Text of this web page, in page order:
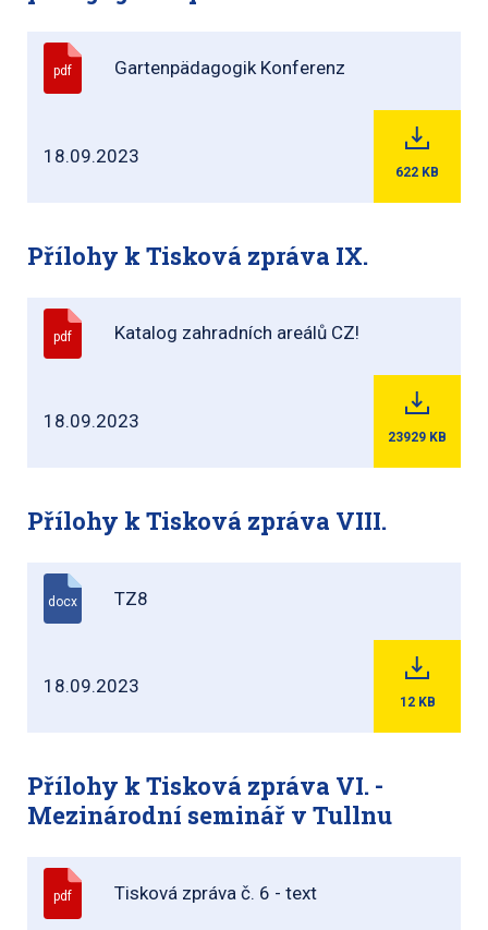
pdf Gartenpädagogik Konferenz
18.09.2023
622 KB
Přílohy k Tisková zpráva IX.
pdf Katalog zahradních areálů CZ!
18.09.2023
23929 KB
Přílohy k Tisková zpráva VIII.
docx TZ8
18.09.2023
12 KB
Přílohy k Tisková zpráva VI. -
Mezinárodní seminář v Tullnu
pdf Tisková zpráva č. 6 - text